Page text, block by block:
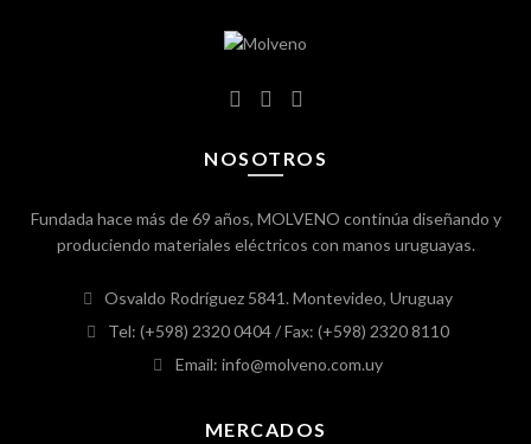
NOSOTROS
Fundada hace más de 69 años, MOLVENO continúa diseñando y
produciendo materiales eléctricos con manos uruguayas.
Osvaldo Rodríguez 5841. Montevideo, Uruguay
Tel: (+598) 2320 0404/ Fax: (+598) 2320 8110
Email: info@molveno.com.uy
MERCADOS